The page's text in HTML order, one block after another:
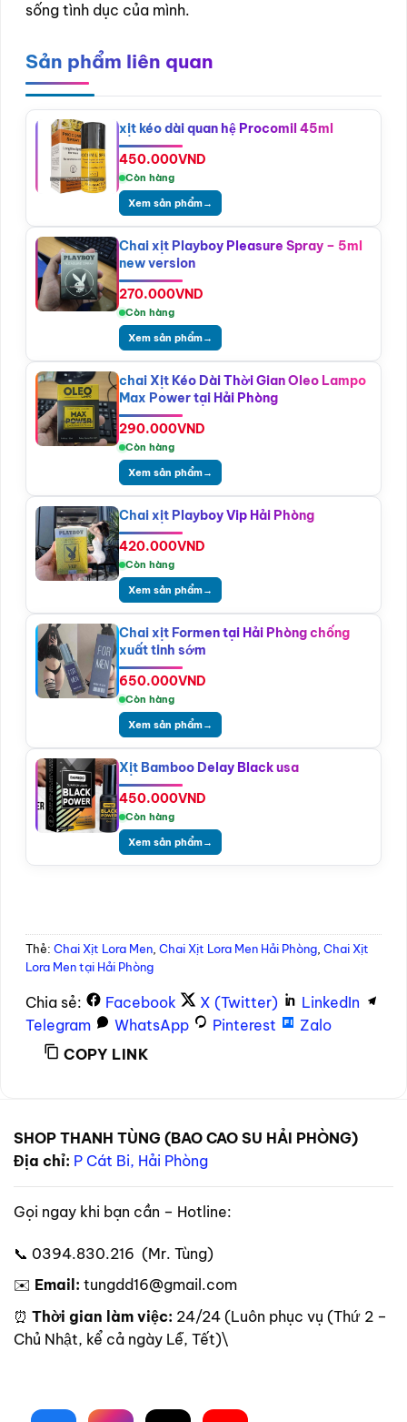
sống tình dục của mình.
Sản phẩm liên quan
xịt kéo dài quan hệ Procomil 45ml
450.000VND
Còn hàng
Xem sản phẩm→
Chai xịt Playboy Pleasure Spray – 5ml
new version
270.000VND
Còn hàng
Xem sản phẩm→
chai Xịt Kéo Dài Thời Gian Oleo Lampo
Max Power tại Hải Phòng
290.000VND
Còn hàng
Xem sản phẩm→
Chai xịt Playboy Vip Hải Phòng
420.000VND
Còn hàng
Xem sản phẩm→
Chai xịt Formen tại Hải Phòng chống
xuất tinh sớm
650.000VND
Còn hàng
Xem sản phẩm→
Xịt Bamboo Delay Black usa
450.000VND
Còn hàng
Xem sản phẩm→
Thẻ: Chai Xịt Lora Men Chai Xịt Lora Men Hải Phòng Chai Xịt
Lora Men tại Hải Phòng
Chia sẻ: Facebook X (Twitter)
LinkedIn
Telegram
WhatsApp Pinterest
Zalo
COPY LINK
SHOP THANH TÙNG (BAO CAO SU HẢI PHÒNG)
Địa chỉ: P Cát Bi, Hải Phòng
Gọi ngay khi bạn cần – Hotline:
📞 0394.830.216 (Mr. Tùng)
✉️ Email: tungdd16@gmail.com
⏰ Thời gian làm việc: 24/24 (Luôn phục vụ (Thứ 2 –
Chủ Nhật, kể cả ngày Lễ, Tết)\